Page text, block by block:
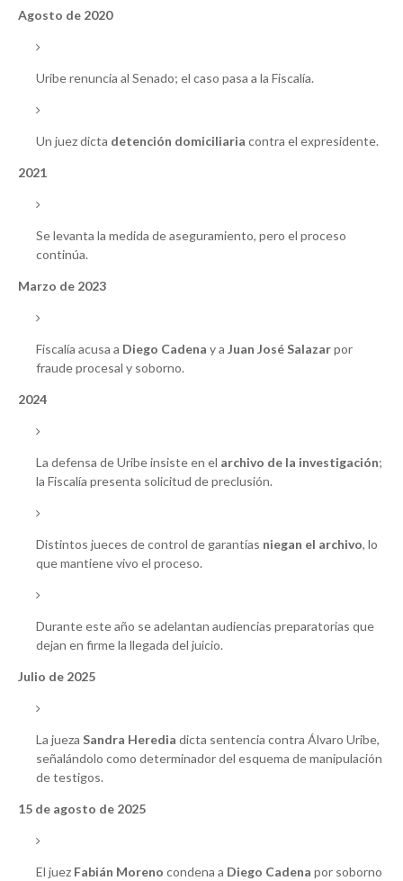
Agosto de 2020
Uribe renuncia al Senado; el caso pasa a la Fiscalía.
Un juez dicta detención domiciliaria contra el expresidente.
2021
Se levanta la medida de aseguramiento, pero el proceso
continúa.
Marzo de 2023
Fiscalía acusa a Diego Cadena y a Juan José Salazarpor
fraude procesal y soborno.
2024
La defensa de Uribe insiste en el archivo de la investigación;
la Fiscalía presenta solicitud de preclusión.
Distintos jueces de control de garantías niegan el archivo, lo
que mantiene vivo el proceso.
Durante este año se adelantan audiencias preparatorias que
dejan en firme la llegada del juicio.
Julio de 2025
La jueza Sandra Heredia dicta sentencia contra Álvaro Uribe,
señalándolo como determinador del esquema de manipulación
de testigos.
15 de agosto de 2025
El juez Fabián Moreno condena a Diego Cadena por soborno